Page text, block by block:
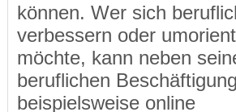
können. Wer sich
verbessern oder
möchte, kann neben
beruflichen Beschäftigung
beispielsweise online